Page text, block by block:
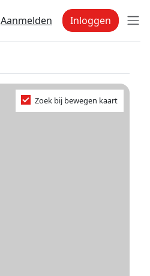
Aanmelden Inloggen
Zoek bij bewegen kaart